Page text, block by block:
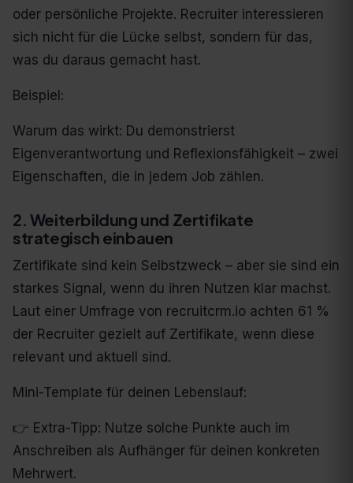
oder persönliche Projekte. Recruiter interessieren
sich nicht für die Lücke selbst, sondern für das,
was du daraus gemacht hast.
Beispiel:
Warum das wirkt: Du demonstrierst
Eigenverantwortung und Reflexionsfähigkeit – zwei
Eigenschaften, die in jedem Job zählen.
2. Weiterbildung und Zertifikate
strategisch einbauen
Zertifikate sind kein Selbstzweck – aber sie sind ein
starkes Signal, wenn du ihren Nutzen klar machst.
Laut einer Umfrage von recruitcrm.io achten 61 %
der Recruiter gezielt auf Zertifikate, wenn diese
relevant und aktuell sind.
Mini-Template für deinen Lebenslauf:
👉 Extra-Tipp: Nutze solche Punkte auch im
Anschreiben als Aufhänger für deinen konkreten
Mehrwert.